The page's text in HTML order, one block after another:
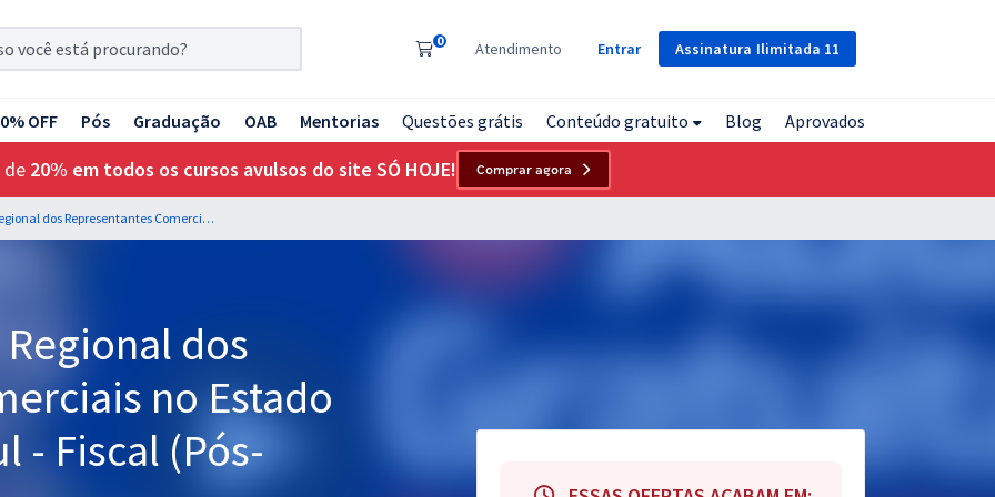
Assinatura Ilimitada 11
0 Atendimento Entrar
OFF Pós Graduação OAB Mentorias Questões grátis Conteúdo gratuito Blog Aprovados
de 20% em todos os cursos avulsos do site SÓ HOJE! Comprar agora
CORE RS - Conselho Regional dos Representantes Comerciais no Estado do Rio Grande do Sul - Fiscal (Pós-edital)
Regional dos
no Estado
- Fiscal (Pós-